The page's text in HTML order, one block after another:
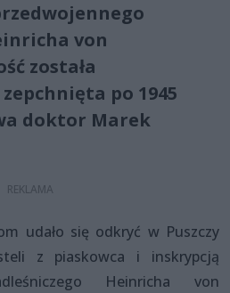
von
została
po 1945
doktor Marek
udało się odkryć w Puszczy
z piaskowca i inskrypcją
Heinricha von